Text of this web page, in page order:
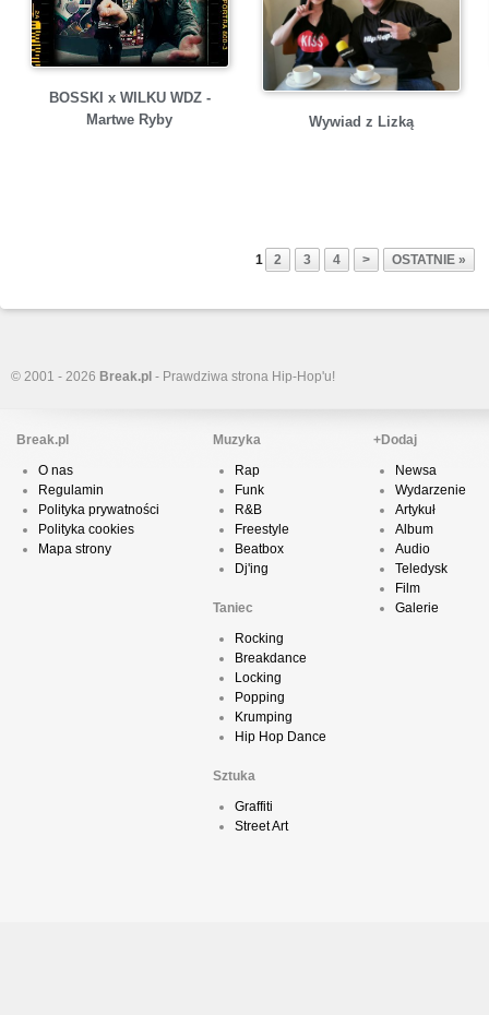
BOSSKI x WILKU WDZ -
Martwe Ryby
Wywiad z Lizką
1 2 3 4 > OSTATNIE »
© 2001 - 2026 Break.pl - Prawdziwa strona Hip-Hop'u!
Break.pl
O nas
Regulamin
Polityka prywatności
Polityka cookies
Mapa strony
Muzyka
Rap
Funk
R&B
Freestyle
Beatbox
Dj'ing
Taniec
Rocking
Breakdance
Locking
Popping
Krumping
Hip Hop Dance
Sztuka
Graffiti
Street Art
+Dodaj
Newsa
Wydarzenie
Artykuł
Album
Audio
Teledysk
Film
Galerie